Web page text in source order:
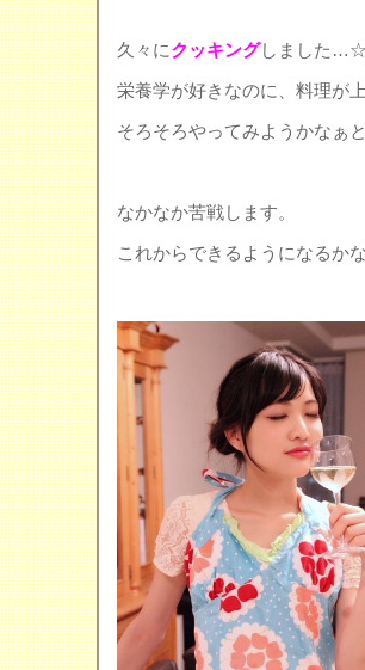
久々にクッキングしました
栄養学が好きなのに、料理が
そろそろやってみようかな
なかなか苦戦します。
これからできるようになる